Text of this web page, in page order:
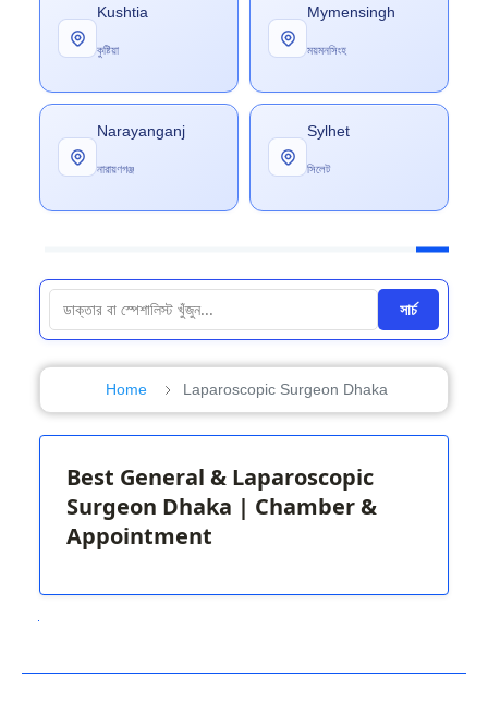
Kushtia
কুষ্টিয়া
Mymensingh
ময়মনসিংহ
Narayanganj
নারায়ণগঞ্জ
Sylhet
সিলেট
সার্চ
Home Laparoscopic Surgeon Dhaka
Best General & Laparoscopic
Surgeon Dhaka | Chamber &
Appointment